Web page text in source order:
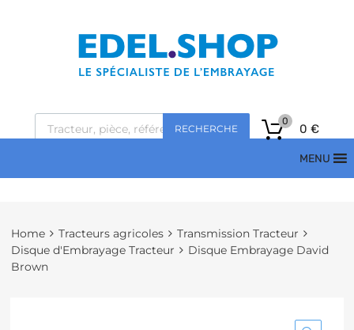
RECHERCHE 0 €
0
MENU
Home Tracteurs agricoles
Transmission Tracteur
Disque d'Embrayage Tracteur
Disque Embrayage David
Brown